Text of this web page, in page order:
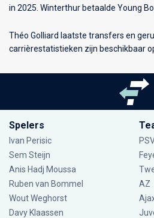
in 2025. Winterthur betaalde Young
Théo Golliard laatste transfers en
carrièrestatistieken zijn beschikbaar
Spelers
Ivan Perisic
Sem Steijn
Anis Hadj Moussa
Ruben van Bommel
Wout Weghorst
Davy Klaassen
AZ